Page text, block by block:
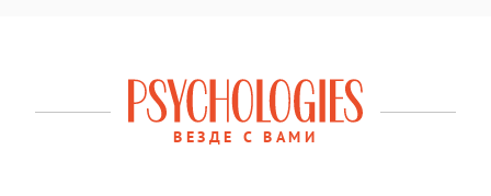
ВЕЗДЕ С ВАМИ